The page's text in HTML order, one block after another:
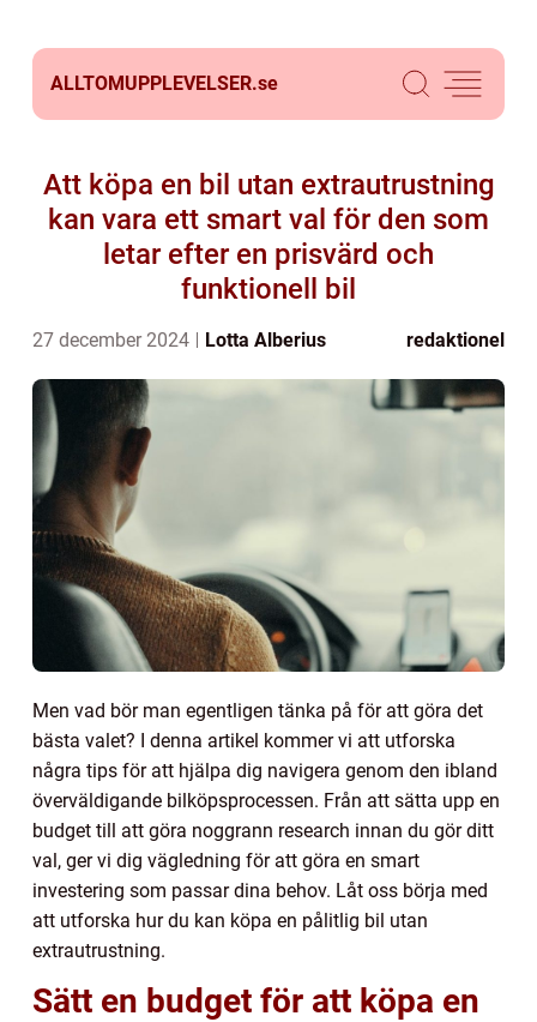
ALLTOMUPPLEVELSER.se
Att köpa en bil utan extrautrustning
kan vara ett smart val för den som
letar efter en prisvärd och
funktionell bil
27 december 2024 Lotta Alberius redaktionel
Men vad bör man egentligen tänka på för att göra det
bästa valet? I denna artikel kommer vi att utforska
några tips för att hjälpa dig navigera genom den ibland
överväldigande bilköpsprocessen. Från att sätta upp en
budget till att göra noggrann research innan du gör ditt
val, ger vi dig vägledning för att göra en smart
investering som passar dina behov. Låt oss börja med
att utforska hur du kan köpa en pålitlig bil utan
extrautrustning.
Sätt en budget för att köpa en